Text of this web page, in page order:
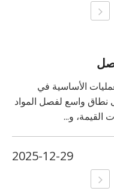
الأساسية في
نطاق واسع لفصل المواد
القيمة، و...
2025-12-29